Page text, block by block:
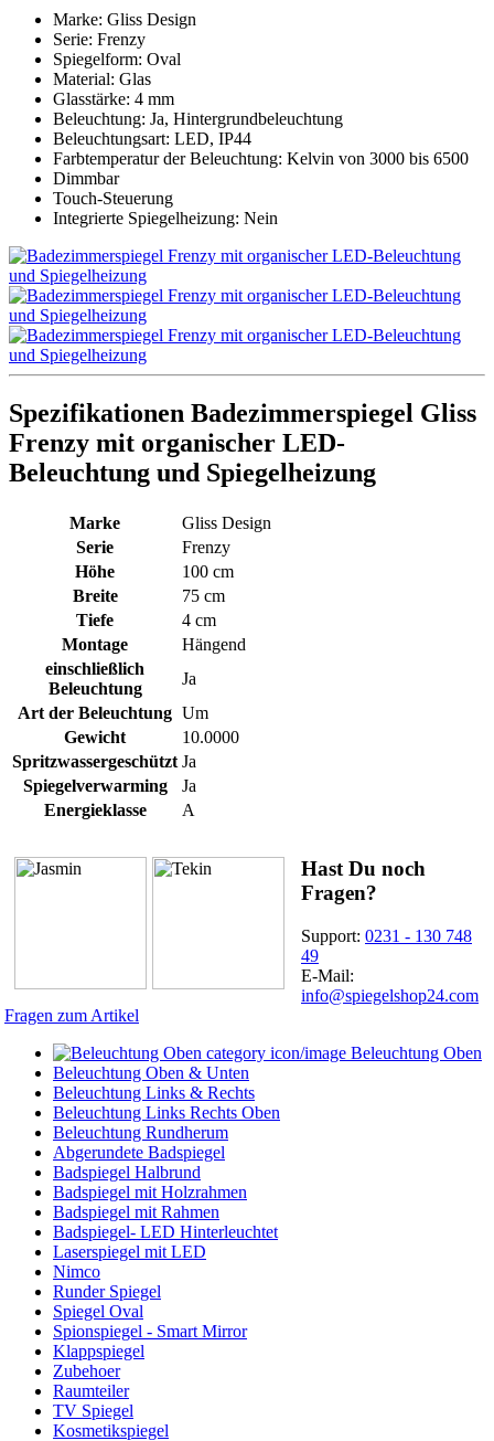
Marke: Gliss Design
Serie: Frenzy
Spiegelform: Oval
Material: Glas
Glasstärke: 4 mm
Beleuchtung: Ja, Hintergrundbeleuchtung
Beleuchtungsart: LED, IP44
Farbtemperatur der Beleuchtung: Kelvin von 3000 bis 6500
Dimmbar
Touch-Steuerung
Integrierte Spiegelheizung: Nein
Spezifikationen Badezimmerspiegel Gliss
Frenzy mit organischer LED-
Beleuchtung und Spiegelheizung
Marke
Gliss Design
Serie
Frenzy
Höhe
100 cm
Breite
75 cm
Tiefe
4 cm
Montage
Hängend
einschließlich
Beleuchtung
Ja
Art der Beleuchtung Um
Gewicht
10.0000
Spritzwassergeschützt Ja
Spiegelverwarming
Ja
Energieklasse
A
Hast Du noch
Fragen?
Support: 0231 - 130 748
49
E-Mail:
info@spiegelshop24.com
Fragen zum Artikel
Beleuchtung Oben
Beleuchtung Oben & Unten
Beleuchtung Links & Rechts
Beleuchtung Links Rechts Oben
Beleuchtung Rundherum
Abgerundete Badspiegel
Badspiegel Halbrund
Badspiegel mit Holzrahmen
Badspiegel mit Rahmen
Badspiegel- LED Hinterleuchtet
Laserspiegel mit LED
Nimco
Runder Spiegel
Spiegel Oval
Spionspiegel - Smart Mirror
Klappspiegel
Zubehoer
Raumteiler
TV Spiegel
Kosmetikspiegel